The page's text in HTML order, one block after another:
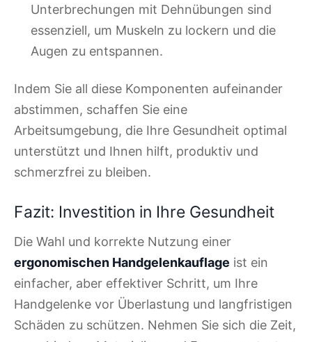
Unterbrechungen mit Dehnübungen sind
essenziell, um Muskeln zu lockern und die
Augen zu entspannen.
Indem Sie all diese Komponenten aufeinander
abstimmen, schaffen Sie eine
Arbeitsumgebung, die Ihre Gesundheit optimal
unterstützt und Ihnen hilft, produktiv und
schmerzfrei zu bleiben.
Fazit: Investition in Ihre Gesundheit
Die Wahl und korrekte Nutzung einer
ergonomischen Handgelenkauflage ist ein
einfacher, aber effektiver Schritt, um Ihre
Handgelenke vor Überlastung und langfristigen
Schäden zu schützen. Nehmen Sie sich die Zeit,